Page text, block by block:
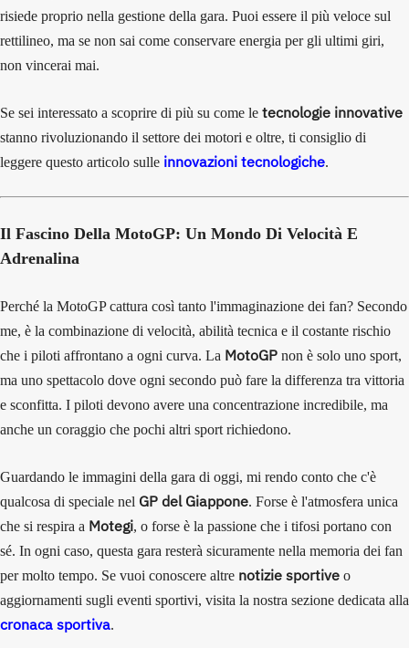
risiede proprio nella gestione della gara. Puoi essere il più veloce sul
rettilineo, ma se non sai come conservare energia per gli ultimi giri,
non vincerai mai.
Se sei interessato a scoprire di più su come le tecnologie innovative
stanno rivoluzionando il settore dei motori e oltre, ti consiglio di
leggere questo articolo sulle innovazioni tecnologiche.
Il Fascino Della MotoGP: Un Mondo Di Velocità E
Adrenalina
Perché la MotoGP cattura così tanto l'immaginazione dei fan? Secondo
me, è la combinazione di velocità, abilità tecnica e il costante rischio
che i piloti affrontano a ogni curva. La MotoGP non è solo uno sport,
ma uno spettacolo dove ogni secondo può fare la differenza tra vittoria
e sconfitta. I piloti devono avere una concentrazione incredibile, ma
anche un coraggio che pochi altri sport richiedono.
Guardando le immagini della gara di oggi, mi rendo conto che c'è
qualcosa di speciale nel GP del Giappone. Forse è l'atmosfera unica
che si respira a Motegi, o forse è la passione che i tifosi portano con
sé. In ogni caso, questa gara resterà sicuramente nella memoria dei fan
per molto tempo. Se vuoi conoscere altre notizie sportive o
aggiornamenti sugli eventi sportivi, visita la nostra sezione dedicata alla
cronaca sportiva.